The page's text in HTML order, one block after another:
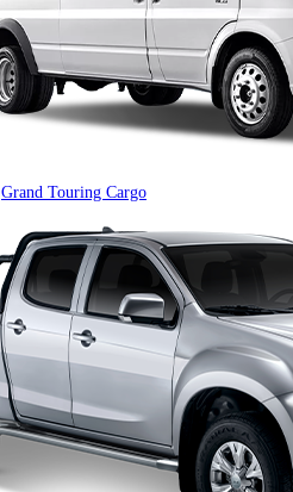
Grand Touring Cargo